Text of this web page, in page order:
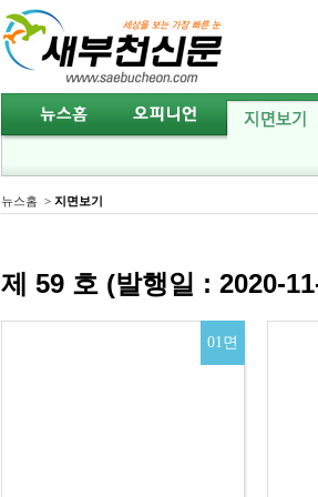
뉴스홈 > 지면보기
제 59 호 (발행일 : 2020-
01면